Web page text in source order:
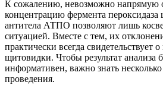
К сожалению, невозможно напрямую
концентрацию фермента
антитела АТПО позволяют лишь
ситуацией. Вместе с тем, их
практически всегда свидетельствует
щитовидки. Чтобы результат анализа
информативен, важно знать
проведения.